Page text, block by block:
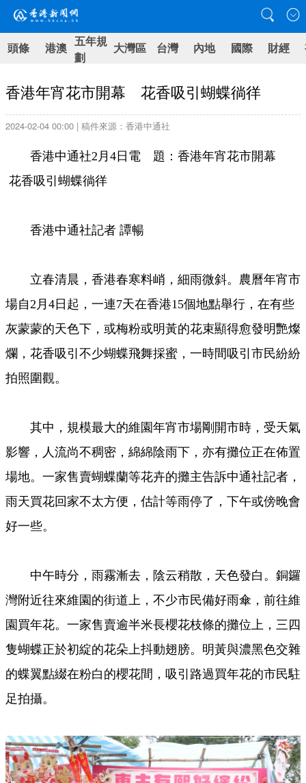
頭條 港澳 五年規
劃
大灣區 台灣 內地 國際 財經
香港年宵花市開幕 花香吸引蝴蝶徜徉
2024-02-04 00:00 | 稿件來源：香港中通社
香港中通社2月4日電 題：香港年宵花市開幕
花香吸引蝴蝶徜徉
香港中通社記者 譚暢
立春清晨，香港春寒料峭，細雨微斜。農曆年宵市
場自2月4日起，一連7天在香港15個地點舉行，在有些
灰蒙蒙的天色下，或梅粉或明黃的花束顯得愈發明艷燦
爛，花香吸引不少蝴蝶飛舞採蜜，一時間吸引市民紛紛
拍照圍觀。
其中，規模最大的維園年宵市場剛開市時，受天氣
影響，人流尚不稠密，綿綿陰雨下，亦有攤位正在佈置
場地。一家售賣蝴蝶蘭等花卉的攤主告訴中通社記者，
雨天買花回家不太方便，估計等雨停了，下午或傍晚會
好一些。
中午時分，雨霧漸去，陰云稍散，天色發白。銅鑼
灣附近往來維園的街道上，不少市民備好雨傘，前往維
園買年花。一家售賣逾半米長櫻花枝條的攤位上，三四
隻蝴蝶正於初綻的花朵上抖動翅膀。明黃與濃黑色交雜
的蝶翼點綴在粉白的櫻花間，吸引路過買年花的市民駐
足拍攝。